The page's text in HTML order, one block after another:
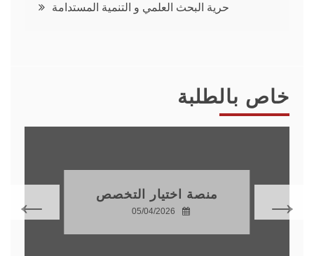
حرية البحث العلمي و التنمية المستدامة
خاص بالطلبة
منصة اختيار التخصص
05/04/2026